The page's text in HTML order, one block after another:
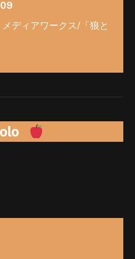
ディアワークス/「狼と